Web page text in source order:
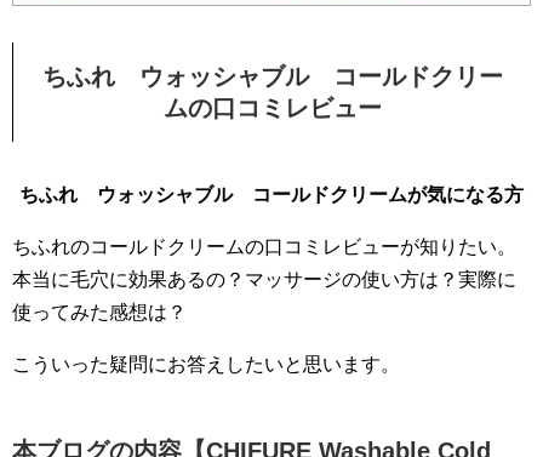
ちふれ ウォッシャブル コールドクリー
ムの口コミレビュー
ちふれ ウォッシャブル コールドクリームが気になる方
ちふれのコールドクリームの口コミレビューが知りたい。
本当に毛穴に効果あるの？マッサージの使い方は？実際に
使ってみた感想は？
こういった疑問にお答えしたいと思います。
本ブログの内容【CHIFURE Washable Cold